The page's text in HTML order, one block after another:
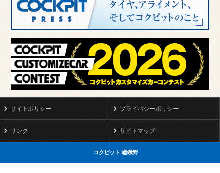
サイトポリシー プライバシーポリシー
リンク サイトマップ
コクピット 嵯峨野